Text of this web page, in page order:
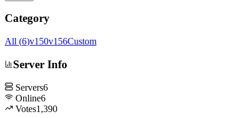
Category
All (6)v150v156Custom
Server Info
Servers6
Online6
Votes1,390